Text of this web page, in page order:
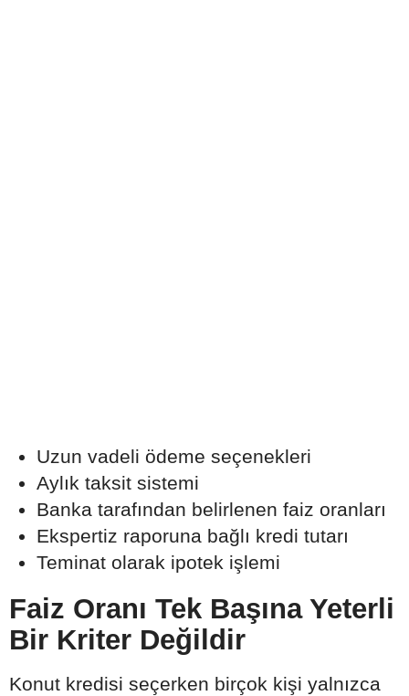
Uzun vadeli ödeme seçenekleri
Aylık taksit sistemi
Banka tarafından belirlenen faiz oranları
Ekspertiz raporuna bağlı kredi tutarı
Teminat olarak ipotek işlemi
Faiz Oranı Tek Başına Yeterli
Bir Kriter Değildir
Konut kredisi seçerken birçok kişi yalnızca